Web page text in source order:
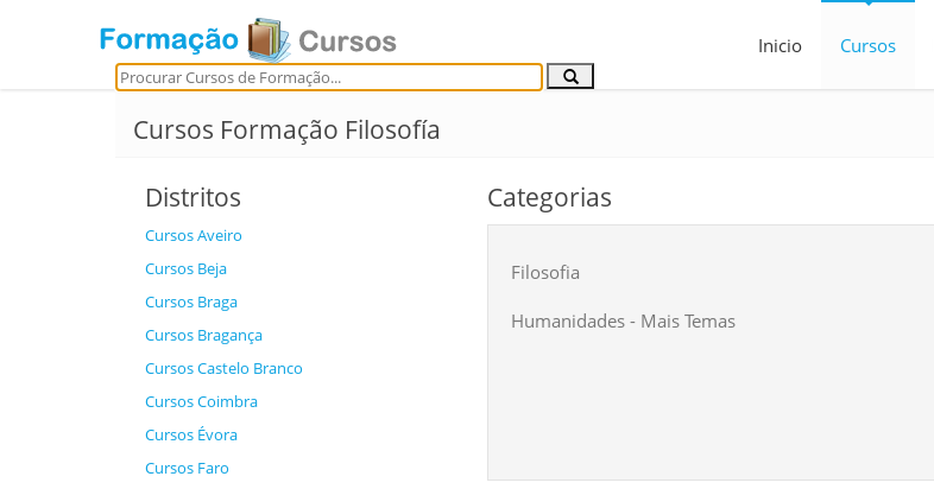
Inicio Cursos
Cursos Formação Filosofía
Distritos
Cursos Aveiro
Cursos Beja
Cursos Braga
Cursos Bragança
Cursos Castelo Branco
Cursos Coimbra
Cursos Évora
Cursos Faro
Categorias
Filosofia
Humanidades - Mais Temas